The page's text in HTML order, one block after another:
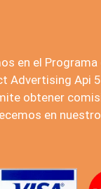
en el
Advertising Api
obtener
en